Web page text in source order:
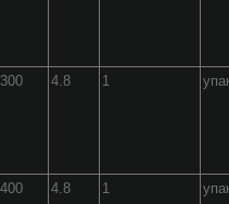
300 4.8 1
400 4.8 1